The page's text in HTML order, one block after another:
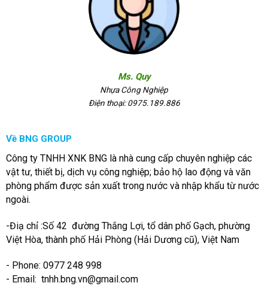
Ms. Quy
Nhựa Công Nghiệp
Điện thoại: 0975.189.886
Về BNG GROUP
Công ty TNHH XNK BNG là nhà cung cấp chuyên nghiệp các
vật tư, thiết bị, dịch vụ công nghiệp; bảo hộ lao động và văn
phòng phẩm được sản xuất trong nước và nhập khẩu từ nước
ngoài.
-Điạ chỉ :Số 42 đường Thắng Lợi, tổ dân phố Gạch, phường
Việt Hòa, thành phố Hải Phòng (Hải Dương cũ), Việt Nam
- Phone: 0977 248 998
- Email: tnhh.bng.vn@gmail.com